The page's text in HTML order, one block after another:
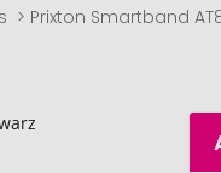
Prixton Smartband